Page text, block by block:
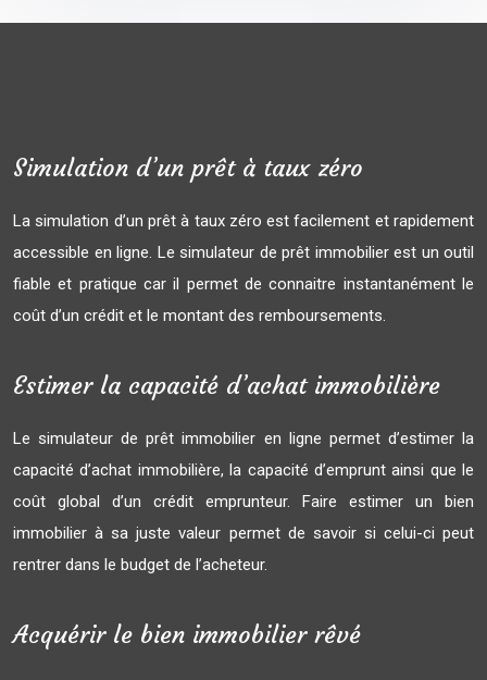
Simulation d’un prêt à taux zéro
La simulation d’un prêt à taux zéro est facilement et rapidement
accessible en ligne. Le simulateur de prêt immobilier est un outil
fiable et pratique car il permet de connaitre instantanément le
coût d’un crédit et le montant des remboursements.
Estimer la capacité d’achat immobilière
Le simulateur de prêt immobilier en ligne permet d’estimer la
capacité d’achat immobilière, la capacité d’emprunt ainsi que le
coût global d’un crédit emprunteur. Faire estimer un bien
immobilier à sa juste valeur permet de savoir si celui-ci peut
rentrer dans le budget de l’acheteur.
Acquérir le bien immobilier rêvé